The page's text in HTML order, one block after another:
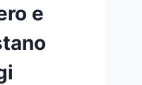
e